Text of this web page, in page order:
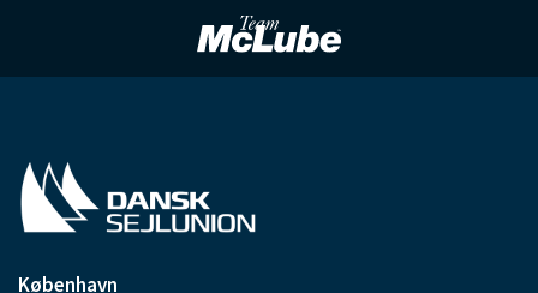
København